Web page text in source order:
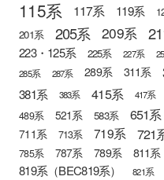
115系 117系 119系
201系 205系 209系
223・125系 225系 227系
285系
287系 289系 311系
381系 383系 415系 417系
489系 521系 583系 651系
711系 713系 719系 721
785系 787系 789系 811系
819系（BEC819系） 821系